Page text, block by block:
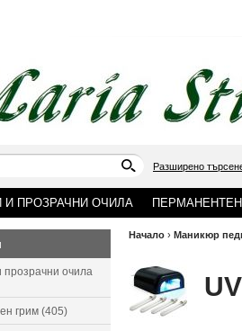
Разширено
И ПРОЗРАЧНИ ОЧИЛА
прозрачни очила
грим (405)
Начало › Маникюр